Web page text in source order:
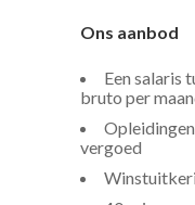
Ons aanbod
Een salaris
bruto per
vergoed